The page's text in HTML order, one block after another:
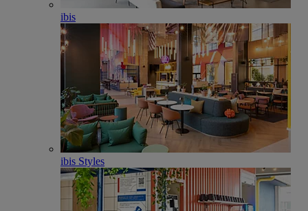
ibis
ibis Styles